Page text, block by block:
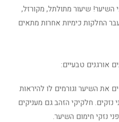
השיער! שיעור מתולתל, מקורזל,
החלקות כימיות אחרות מתאים
אורגנים טבעיים:
את השיער וגורמים לו להיראות
נזקים. חלקיקי הזהב גם מעניקים
נזקי חימום השיער.